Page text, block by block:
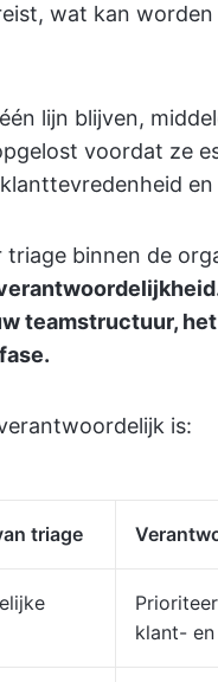
wat kan
lijn blijven,
voordat ze
en
binnen de
teamstructuur,
is:
triage
klant-